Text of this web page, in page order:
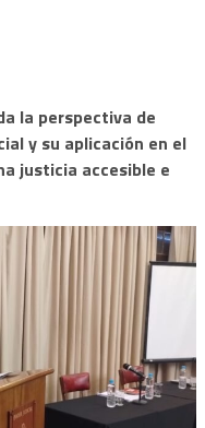
la perspectiva de
y su aplicación en el
justicia accesible e